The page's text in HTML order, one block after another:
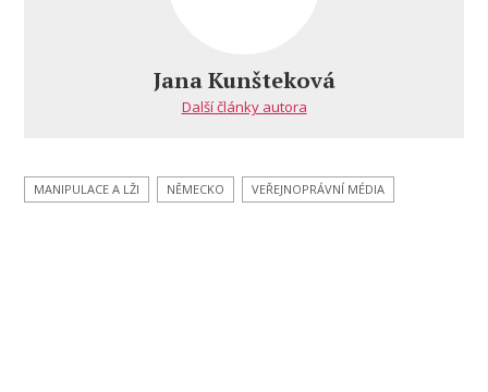
médií
–
kritický
manifest
Jana Kunšteková
Další články autora
MANIPULACE A LŽI NĚMECKO VEŘEJNOPRÁVNÍ MÉDIA